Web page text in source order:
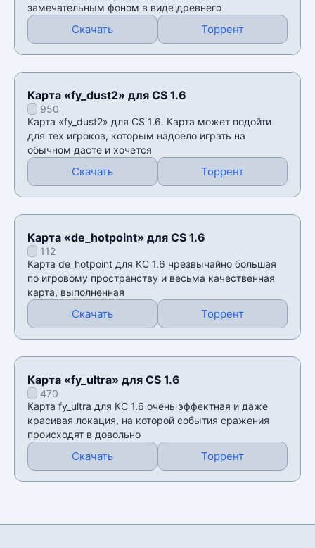
замечательным фоном в виде древнего
Скачать Торрент
Карта «fy_dust2» для CS 1.6
950
Карта «fy_dust2» для CS 1.6. Карта может подойти
для тех игроков, которым надоело играть на
обычном дасте и хочется
Скачать Торрент
Карта «de_hotpoint» для CS 1.6
112
Карта de_hotpoint для КС 1.6 чрезвычайно большая
по игровому пространству и весьма качественная
карта, выполненная
Скачать Торрент
Карта «fy_ultra» для CS 1.6
470
Карта fy_ultra для КС 1.6 очень эффектная и даже
красивая локация, на которой события сражения
происходят в довольно
Скачать Торрент